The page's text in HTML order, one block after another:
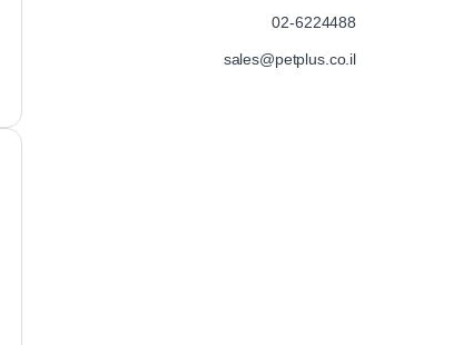
02-6224488
sales@petplus.co.il